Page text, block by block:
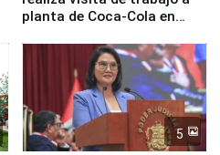
planta de Coca-Cola en
5